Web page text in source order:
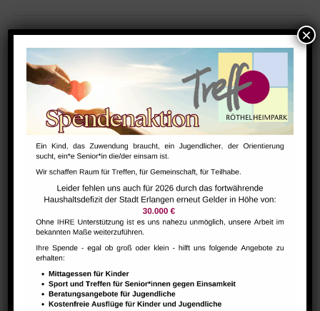
Ähnliche Veranstaltungen
Bharathanatiyam Kindertanzgruppe